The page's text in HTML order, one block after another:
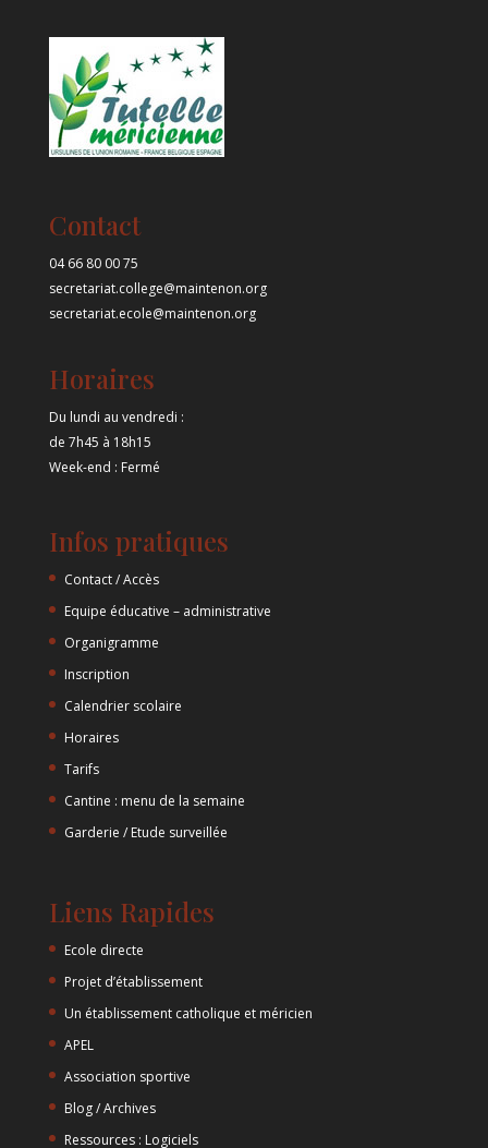
Contact
04 66 80 00 75
secretariat.college@maintenon.org
secretariat.ecole@maintenon.org
Horaires
Du lundi au vendredi :
de 7h45 à 18h15
Week-end : Fermé
Infos pratiques
Contact / Accès
Equipe éducative – administrative
Organigramme
Inscription
Calendrier scolaire
Horaires
Tarifs
Cantine : menu de la semaine
Garderie / Etude surveillée
Liens Rapides
Ecole directe
Projet d’établissement
Un établissement catholique et méricien
APEL
Association sportive
Blog / Archives
Ressources : Logiciels